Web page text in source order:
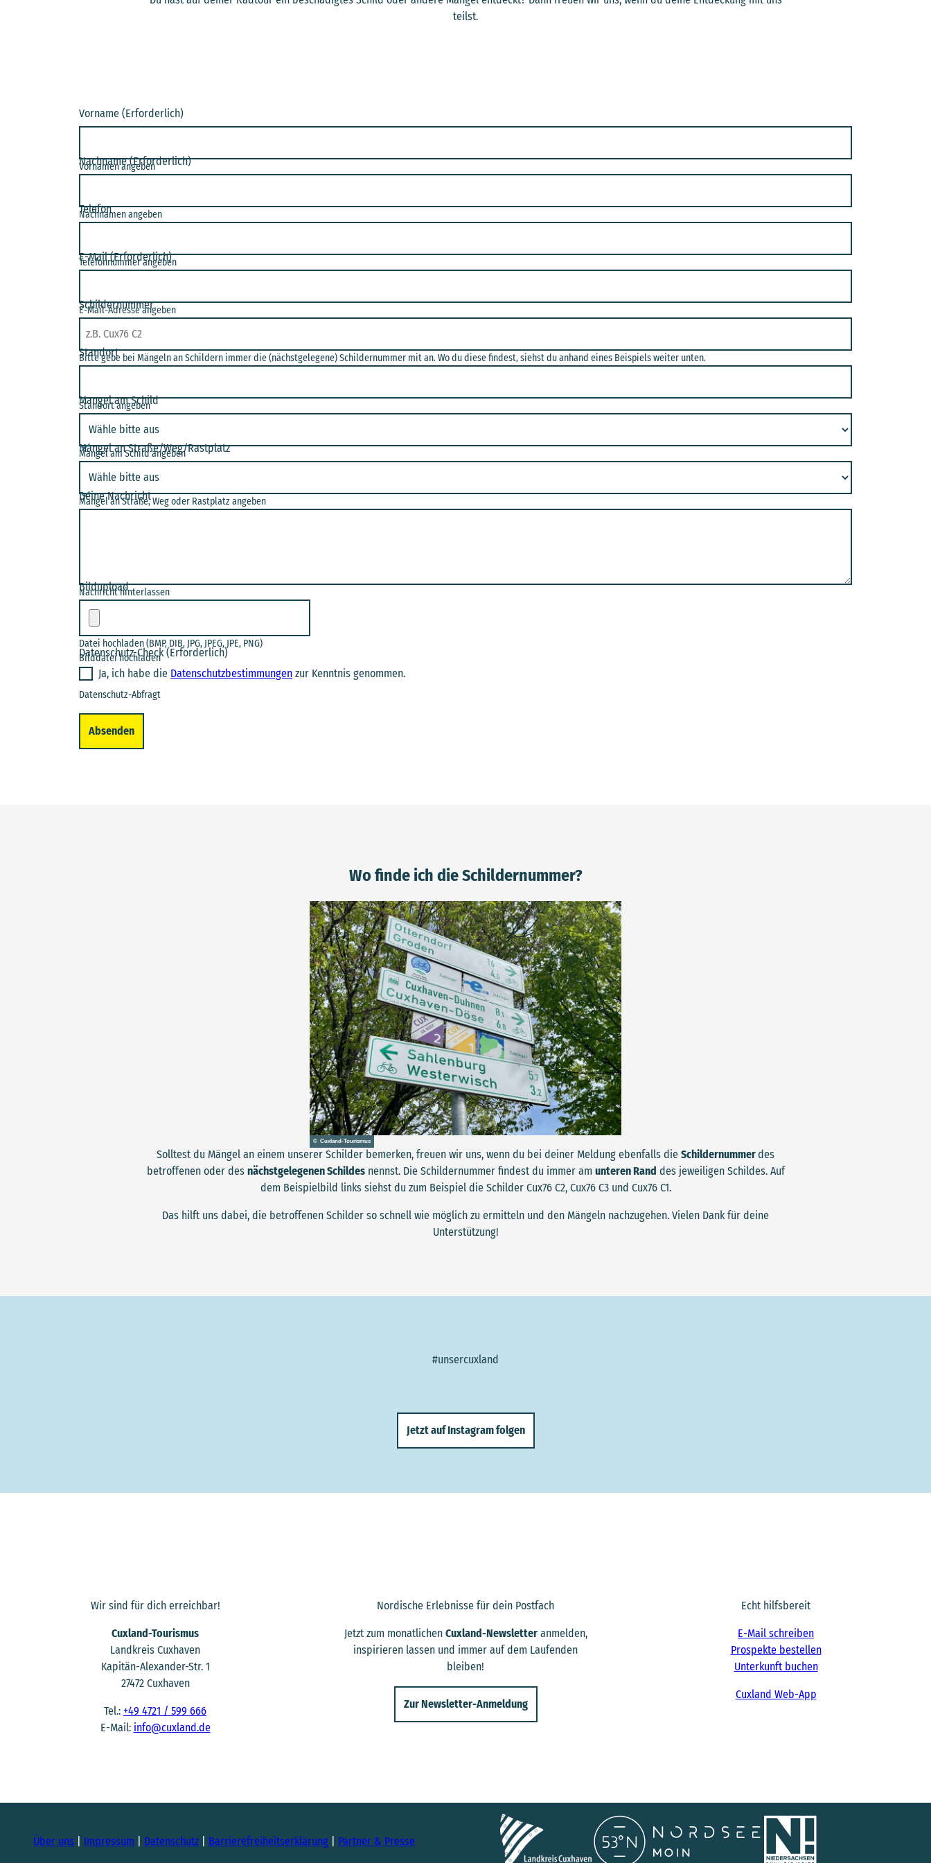
teilst.
Vorname (Erforderlich)
Vornamen angeben
Nachname(Erforderlich)
Nachnamen angeben
Telefon
Telefonnummer angeben
E-Mail(Erforderlich)
E-Mail-Adresse angeben
Schildernummer
Bitte gebe bei Mängeln an Schildern immer die (nächstgelegene) Schildernummer mit an. Wo du diese findest, siehst du anhand eines Beispiels weiter unten.
Standort
Standort angeben
Mangel am Schild
Mangel am Schild angeben
Mangel an Straße/Weg/Rastplatz
Mangel an Straße, Weg oder Rastplatz angeben
Deine Nachricht
Nachricht hinterlassen
Bildupload
Datei hochladen (BMP, DIB, JPG, JPEG, JPE, PNG)
Bilddatei hochladen
Datenschutz-Check(Erforderlich)
Ja, ich habe die Datenschutzbestimmungen zur Kenntnis genommen.
Datenschutz-Abfragt
Absenden
Wo finde ich die Schildernummer?
© Cuxland-Tourismus
Solltest du Mängel an einem unserer Schilder bemerken, freuen wir uns, wenn du bei deiner Meldung ebenfalls die Schildernummerdes
betroffenen oder des nächstgelegenen Schildesnennst. Die Schildernummer findest du immer am unteren Rand des jeweiligen Schildes. Auf
dem Beispielbild links siehst du zum Beispiel die Schilder Cux76 C2, Cux76 C3 und Cux76 C1.
Das hilft uns dabei, die betroffenen Schilder so schnell wie möglich zu ermitteln und den Mängeln nachzugehen. Vielen Dank für deine
Unterstützung!
#unsercuxland
Jetzt auf Instagram folgen
Wir sind für dich erreichbar!
Cuxland-Tourismus
Landkreis Cuxhaven
Kapitän-Alexander-Str. 1
27472 Cuxhaven
Tel.: +49 4721 / 599 666
E-Mail: info@cuxland.de
Nordische Erlebnisse für dein Postfach
Jetzt zum monatlichen Cuxland-Newsletteranmelden,
inspirieren lassen und immer auf dem Laufenden
bleiben!
Zur Newsletter-Anmeldung
Echt hilfsbereit
E-Mail schreiben
Prospekte bestellen
Unterkunft buchen
Cuxland Web-App
a
m
Über uns
Impressum Datenschutz Barrierefreiheitserklärung Partner & Presse